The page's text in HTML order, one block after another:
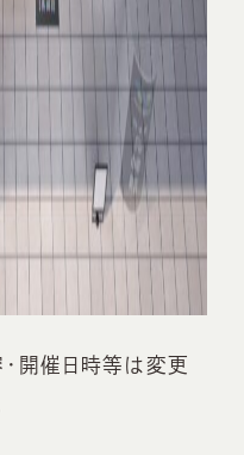
開催日時等は変更